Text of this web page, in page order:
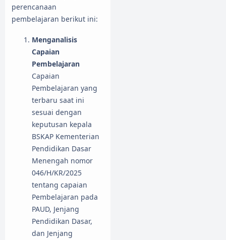
perencanaan
pembelajaran berikut ini:
Menganalisis
Capaian
Pembelajaran
Capaian
Pembelajaran yang
terbaru saat ini
sesuai dengan
keputusan kepala
BSKAP Kementerian
Pendidikan Dasar
Menengah nomor
046/H/KR/2025
tentang capaian
Pembelajaran pada
PAUD, Jenjang
Pendidikan Dasar,
dan Jenjang